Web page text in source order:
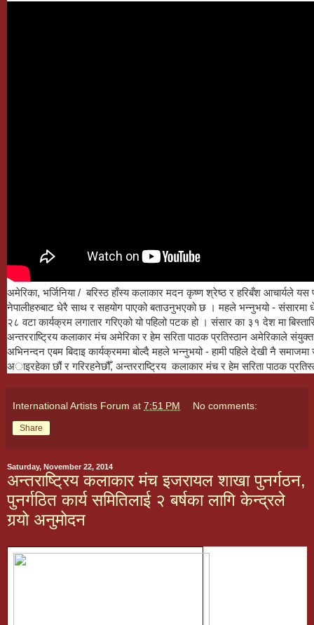
अमेरिका, भर्जिनिया / बरिस्ठ हाँस्य कलाकार मदन कृष्ण श्रेष्ठ र हरिबँश आचार्यले
नेपालीहरुबाट धेरै साथ र सहयोग पाएको बताउनुभएको छ । महले भन्नुभयो - संसारमा
२८ वटा कार्यक्रम लगातार गरिएको यो पहिलो पटक हो । संसार का ३१ देश मा
अन्तरराष्ट्रिय कलाकार मंच अमेरिका र हेम सरिता पाठक प्रतिस्ठान अमेरिकाले
अभिनन्दन एबम बिदाइ कार्यक्रममा बोल्दै महले भन्नुभयो - हामी पहिले देखी नै
अाइरहेका छौं र गरिरहनेछौँ, अन्तरराष्ट्रिय कलाकार मंच र हेम सरिता पाठक
International Artists Forum at 7:51 PM No comments:
Share
Saturday, November 22, 2014
अन्तराष्ट्रिय कलाकार मंच इजरायल शाखा पुनर्गठन,
पुनर्गठित कार्य समितिलाई २ बर्षका लागि केन्द्रले
गर्‍यो अनुमोदन